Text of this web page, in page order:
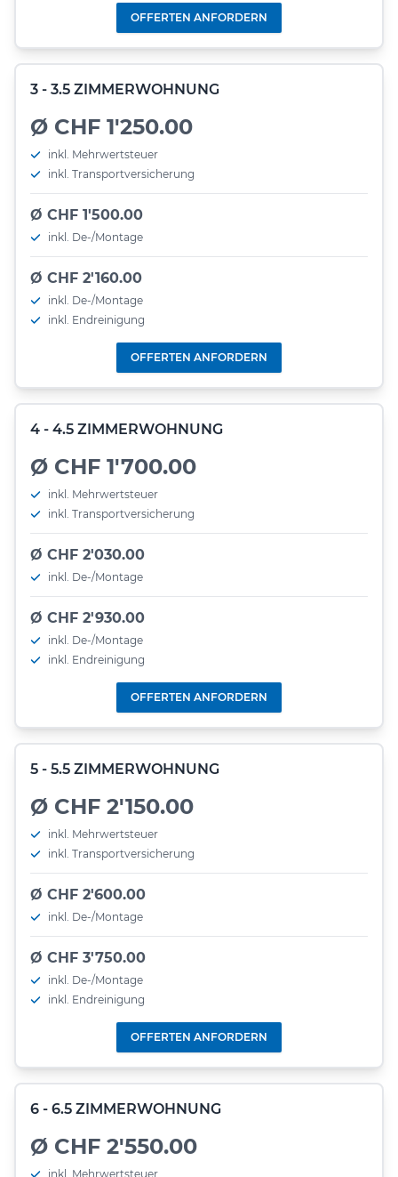
OFFERTEN ANFORDERN
3 - 3.5 ZIMMERWOHNUNG
Ø CHF 1'250.00
inkl. Mehrwertsteuer
inkl. Transportversicherung
Ø CHF 1'500.00
inkl. De-/Montage
Ø CHF 2'160.00
inkl. De-/Montage
inkl. Endreinigung
OFFERTEN ANFORDERN
4 - 4.5 ZIMMERWOHNUNG
Ø CHF 1'700.00
inkl. Mehrwertsteuer
inkl. Transportversicherung
Ø CHF 2'030.00
inkl. De-/Montage
Ø CHF 2'930.00
inkl. De-/Montage
inkl. Endreinigung
OFFERTEN ANFORDERN
5 - 5.5 ZIMMERWOHNUNG
Ø CHF 2'150.00
inkl. Mehrwertsteuer
inkl. Transportversicherung
Ø CHF 2'600.00
inkl. De-/Montage
Ø CHF 3'750.00
inkl. De-/Montage
inkl. Endreinigung
OFFERTEN ANFORDERN
6 - 6.5 ZIMMERWOHNUNG
Ø CHF 2'550.00
inkl. Mehrwertsteuer